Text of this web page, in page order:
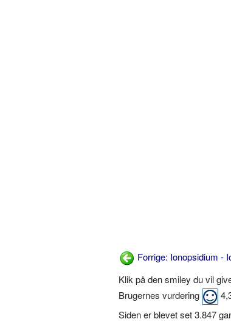
Forrige: Ionopsidium -
Klik på den smiley du vil
Brugernes vurdering
Siden er blevet set 3.847